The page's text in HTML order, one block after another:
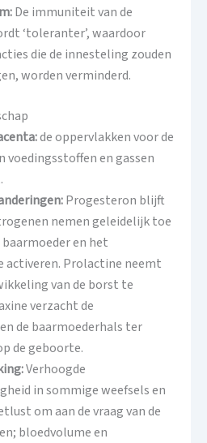
De immuniteit van de
‘toleranter’, waardoor
die de innesteling zouden
worden verminderd.
de oppervlakken voor de
voedingsstoffen en gassen
Progesteron blijft
nemen geleidelijk toe
en het
activeren. Prolactine neemt
van de borst te
verzacht de
de baarmoederhals ter
de geboorte.
Verhoogde
in sommige weefsels en
om aan de vraag van de
bloedvolume en